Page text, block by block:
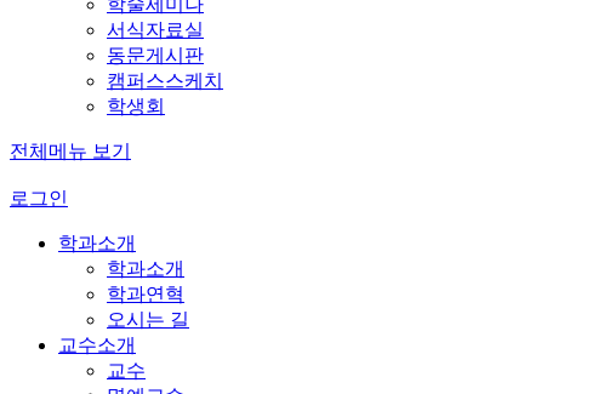
학술세미나
서식자료실
동문게시판
캠퍼스스케치
학생회
전체메뉴 보기
로그인
학과소개
학과소개
학과연혁
오시는 길
교수소개
교수